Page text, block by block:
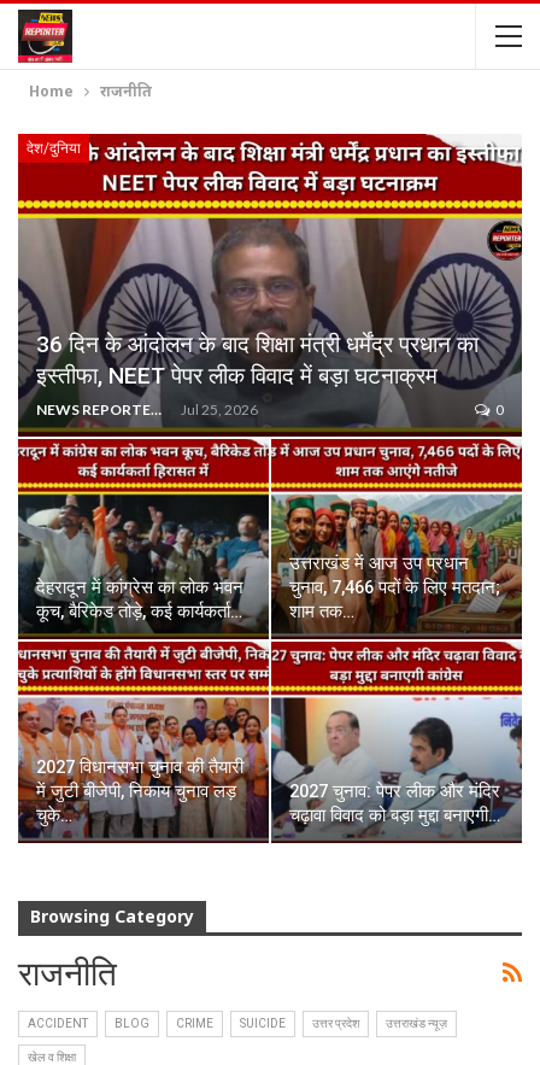
Home राजनीति
देश/दुनिया
36 दिन के आंदोलन के बाद शिक्षा मंत्री धर्मेंद्र प्रधान का
इस्तीफा, NEET पेपर लीक विवाद में बड़ा घटनाक्रम
NEWS REPORTER LIVE Jul 25, 2026 0
देहरादून में कांग्रेस का लोक भवन
कूच, बैरिकेड तोड़े, कई कार्यकर्ता…
उत्तराखंड में आज उप प्रधान
चुनाव, 7,466 पदों के लिए मतदान;
शाम तक…
2027 विधानसभा चुनाव की तैयारी
में जुटी बीजेपी, निकाय चुनाव लड़
चुके…
2027 चुनाव: पेपर लीक और मंदिर
चढ़ावा विवाद को बड़ा मुद्दा बनाएगी…
Browsing Category
राजनीति
ACCIDENT BLOG CRIME SUICIDE उत्तर प्रदेश उत्तराखंड न्यूज़
खेल व शिक्षा